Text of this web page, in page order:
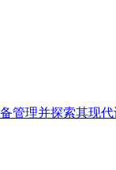
管理并探索其现代